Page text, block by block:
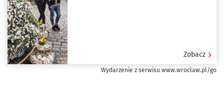
Zobacz
Wydarzenie z serwisu www.wroclaw.pl/go